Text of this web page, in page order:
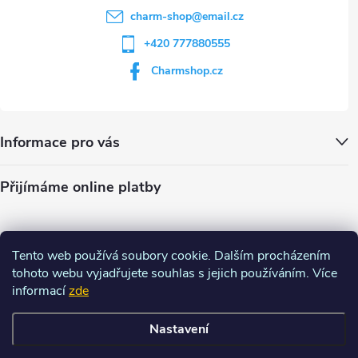
Tento web používá soubory cookie. Dalším procházením
tohoto webu vyjadřujete souhlas s jejich používáním. Více
informacízde
Nastavení
charm-shop@email.cz
+420 777880555
Charmshop.cz
Informace pro vás
Přijímáme online platby